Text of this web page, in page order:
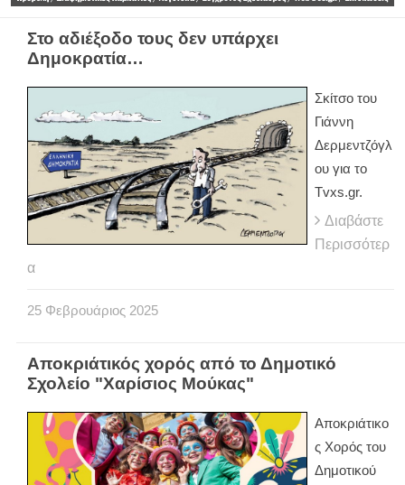
Στο αδιέξοδο τους δεν υπάρχει
Δημοκρατία…
Σκίτσο του
Γιάννη
Δερμεντζόγλ
ου για το
Tvxs.gr.
Διαβάστε
Περισσότερ
α
25 Φεβρουάριος 2025
Αποκριάτικός χορός από το Δημοτικό
Σχολείο "Χαρίσιος Μούκας"
Αποκριάτικο
ς Χορός του
Δημοτικού